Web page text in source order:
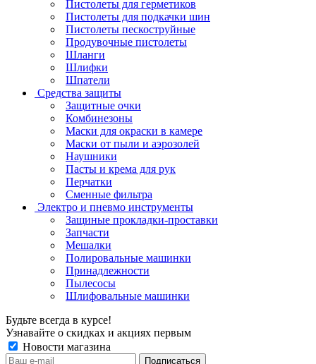
Пистолеты для герметиков
Пистолеты для подкачки шин
Пистолеты пескоструйные
Продувочные пистолеты
Шланги
Шлифки
Шпатели
Средства защиты
Защитные очки
Комбинезоны
Маски для окраски в камере
Маски от пыли и аэрозолей
Наушники
Пасты и крема для рук
Перчатки
Сменные фильтра
Электро и пневмо инструменты
Защиные прокладки-проставки
Запчасти
Мешалки
Полировальные машинки
Принадлежности
Пылесосы
Шлифовальные машинки
Будьте всегда в курсе!
Узнавайте о скидках и акциях первым
Новости магазина